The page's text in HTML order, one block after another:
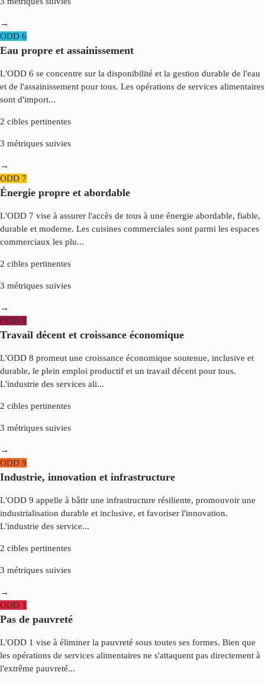
→
ODD 6
Eau propre et assainissement
L'ODD 6 se concentre sur la disponibilité et la gestion durable de l'eau
et de l'assainissement pour tous. Les opérations de services alimentaires
sont d'import...
2 cibles pertinentes
3 métriques suivies
→
ODD 7
Énergie propre et abordable
L'ODD 7 vise à assurer l'accès de tous à une énergie abordable, fiable,
durable et moderne. Les cuisines commerciales sont parmi les espaces
commerciaux les plu...
2 cibles pertinentes
3 métriques suivies
→
ODD 8
Travail décent et croissance économique
L'ODD 8 promeut une croissance économique soutenue, inclusive et
durable, le plein emploi productif et un travail décent pour tous.
L'industrie des services ali...
2 cibles pertinentes
3 métriques suivies
→
ODD 9
Industrie, innovation et infrastructure
L'ODD 9 appelle à bâtir une infrastructure résiliente, promouvoir une
industrialisation durable et inclusive, et favoriser l'innovation.
L'industrie des service...
2 cibles pertinentes
3 métriques suivies
→
ODD 1
Pas de pauvreté
L'ODD 1 vise à éliminer la pauvreté sous toutes ses formes. Bien que
les opérations de services alimentaires ne s'attaquent pas directement à
l'extrême pauvreté...